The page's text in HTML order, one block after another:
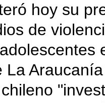
hoy su
de
La